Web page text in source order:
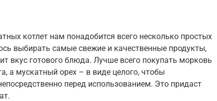
котлет нам понадобится всего несколько простых
выбирать самые свежие и качественные продукты,
вкус готового блюда. Лучше всего покупать морковь
а мускатный орех – в виде целого, чтобы
перед использованием. Это придаст